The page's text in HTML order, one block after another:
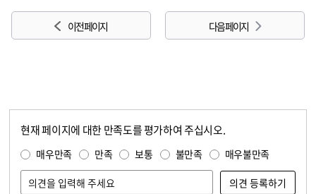
이전 페이지 다음 페이지
현재 페이지에 대한 만족도를 평가하여 주십시오.
매우만족 만족 보통 불만족 매우불만족